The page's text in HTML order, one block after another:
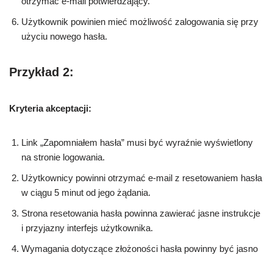
Użytkownik powinien mieć możliwość zalogowania się przy
użyciu nowego hasła.
Przykład 2:
Kryteria akceptacji:
Link „Zapomniałem hasła” musi być wyraźnie wyświetlony
na stronie logowania.
Użytkownicy powinni otrzymać e-mail z resetowaniem hasła
w ciągu 5 minut od jego żądania.
Strona resetowania hasła powinna zawierać jasne instrukcje
i przyjazny interfejs użytkownika.
Wymagania dotyczące złożoności hasła powinny być jasno